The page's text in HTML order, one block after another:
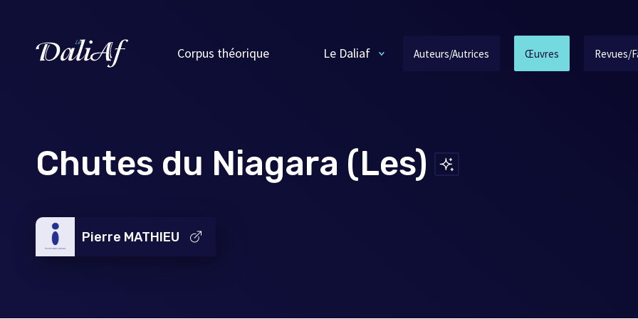
Corpus théorique Le Daliaf Auteurs/Autrices Œuvres Revues/
Chutes du Niagara (Les)
Pierre MATHIEU